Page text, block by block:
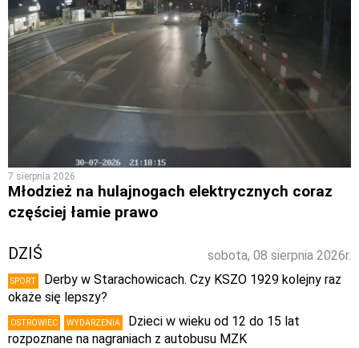
7 sierpnia 2026
Młodzież na hulajnogach elektrycznych coraz
częściej łamie prawo
sobota, 08 sierpnia 2026r.
DZIŚ
SPORT
Derby w Starachowicach. Czy KSZO 1929 kolejny raz
okaże się lepszy?
OSTROWIEC WYDARZENIA
Dzieci w wieku od 12 do 15 lat
rozpoznane na nagraniach z autobusu MZK